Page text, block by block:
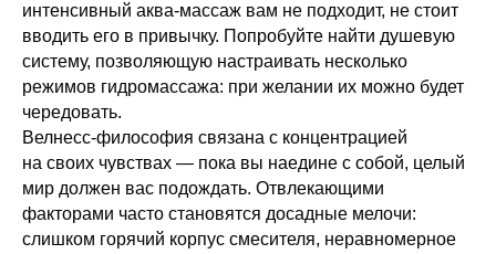
интенсивный аква-массаж вам не подходит, не стоит
вводить его в привычку. Попробуйте найти душевую
систему, позволяющую настраивать несколько
режимов гидромассажа: при желании их можно будет
чередовать.
Велнесс-философия связана с концентрацией
на своих чувствах — пока вы наедине с собой, целый
мир должен вас подождать. Отвлекающими
факторами часто становятся досадные мелочи:
слишком горячий корпус смесителя, неравномерное